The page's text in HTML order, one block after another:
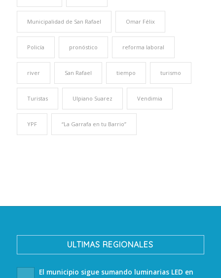
Municipalidad de San Rafael Omar Félix
Policía pronóstico reforma laboral
river San Rafael tiempo turismo
Turistas Ulpiano Suarez Vendimia
YPF “La Garrafa en tu Barrio”
ULTIMAS REGIONALES
El municipio sigue sumando luminarias LED en